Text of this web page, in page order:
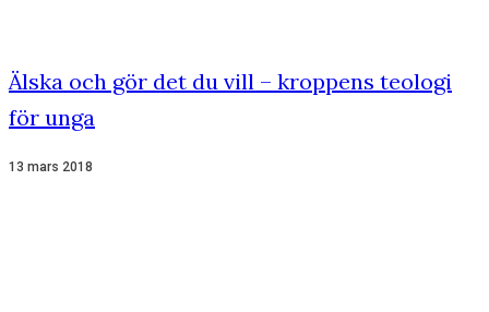
Älska och gör det du vill – kroppens teologi
för unga
13 mars 2018